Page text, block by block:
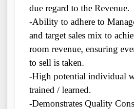
due regard to the Revenue.
-Ability to adhere to
and target sales mix to
room revenue, ensuring
to sell is taken.
-High potential individual
trained / learned.
-Demonstrates Quality